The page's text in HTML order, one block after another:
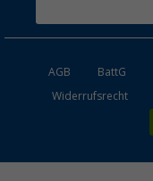
AGB BattG
Widerrufsrecht